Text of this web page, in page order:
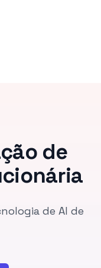
de
de AI de